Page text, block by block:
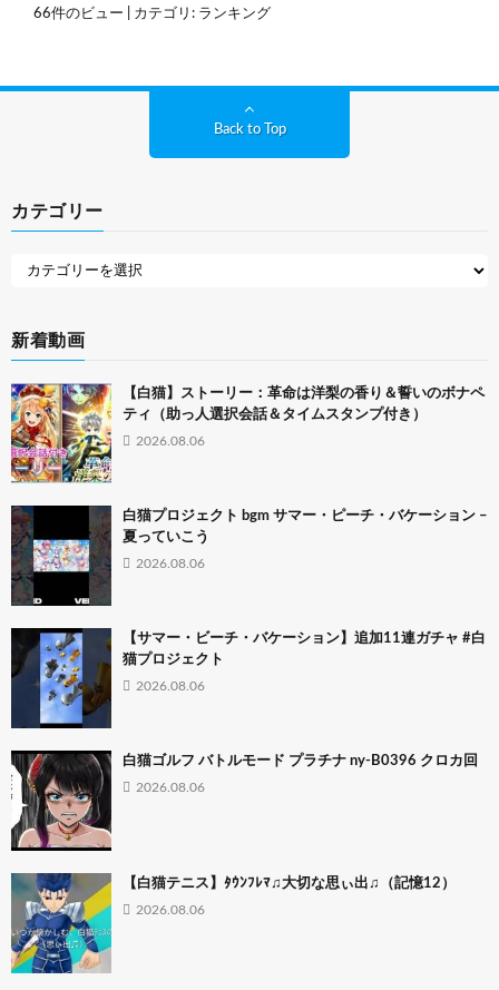
66件のビュー カテゴリ: ランキング
Back to Top
カテゴリー
新着動画
【白猫】ストーリー：革命は洋梨の香り＆誓いのボナペ
ティ（助っ人選択会話＆タイムスタンプ付き）
2026.08.06
白猫プロジェクト bgm サマー・ピーチ・バケーション –
夏っていこう
2026.08.06
【サマー・ビーチ・バケーション】追加11連ガチャ #白
猫プロジェクト
2026.08.06
白猫ゴルフ バトルモード プラチナ ny-B0396 クロカ回
2026.08.06
【白猫テニス】ﾀｳﾝﾌﾚﾏ♫大切な思ぃ出♫（記憶12）
2026.08.06